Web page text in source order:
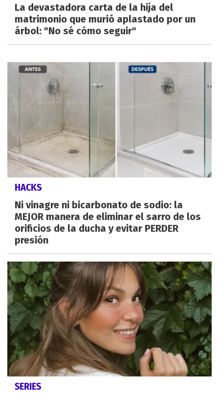
La devastadora carta de la hija del
matrimonio que murió aplastado por un
árbol: "No sé cómo seguir"
HACKS
Ni vinagre ni bicarbonato de sodio: la
MEJOR manera de eliminar el sarro de los
orificios de la ducha y evitar PERDER
presión
SERIES